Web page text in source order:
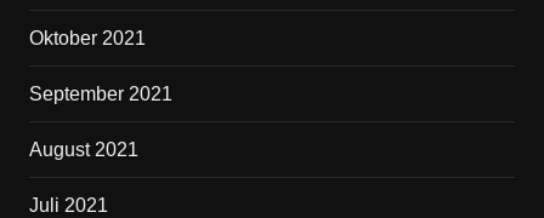
Oktober 2021
September 2021
August 2021
Juli 2021